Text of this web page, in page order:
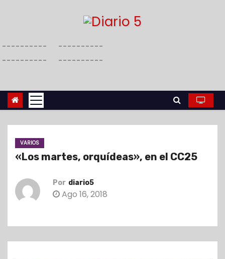
t
a
a
----------
----------
----------
----------
VARIOS
«Los martes, orquídeas», en el CC25
Por diario5
Ago 16, 2018